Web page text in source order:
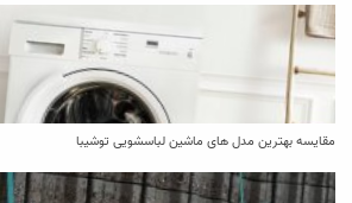
مقایسه بهترین مدل ‌های ماشین لباسشویی توشیبا